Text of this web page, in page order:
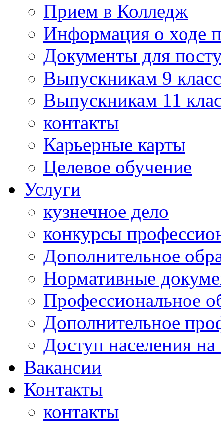
Прием в Колледж
Информация о ходе
Документы для
Выпускникам 9
Выпускникам 11
контакты
Карьерные карты
Целевое обучение
Услуги
кузнечное дело
конкурсы
Дополнительное
Нормативные
Профессиональное
Дополнительное
Доступ населения
Вакансии
Контакты
контакты